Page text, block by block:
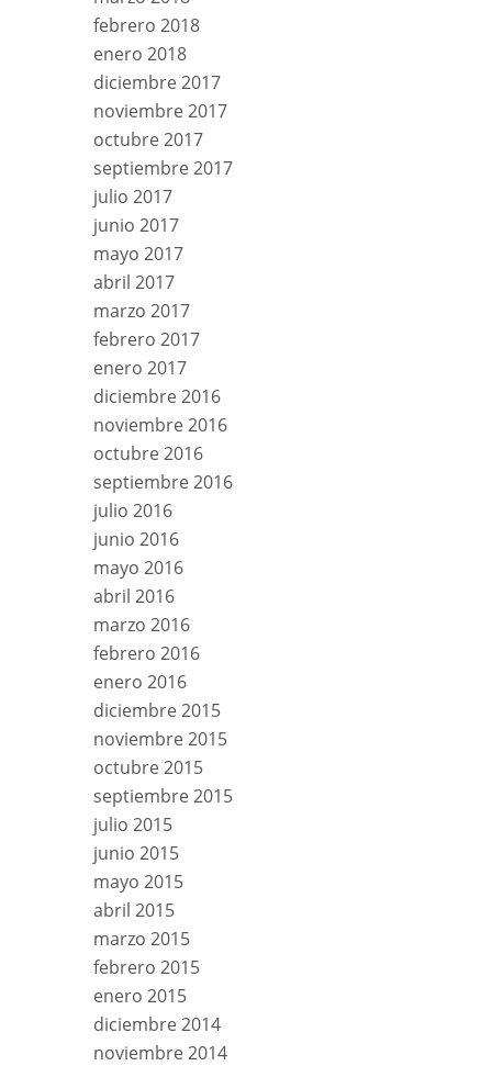
febrero 2018
enero 2018
diciembre 2017
noviembre 2017
octubre 2017
septiembre 2017
julio 2017
junio 2017
mayo 2017
abril 2017
marzo 2017
febrero 2017
enero 2017
diciembre 2016
noviembre 2016
octubre 2016
septiembre 2016
julio 2016
junio 2016
mayo 2016
abril 2016
marzo 2016
febrero 2016
enero 2016
diciembre 2015
noviembre 2015
octubre 2015
septiembre 2015
julio 2015
junio 2015
mayo 2015
abril 2015
marzo 2015
febrero 2015
enero 2015
diciembre 2014
noviembre 2014